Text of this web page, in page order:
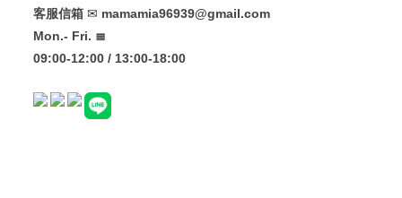
客服信箱 ✉ mamamia96939@gmail.com
Mon.- Fri. ≣
09:00-12:00 / 13:00-18:00